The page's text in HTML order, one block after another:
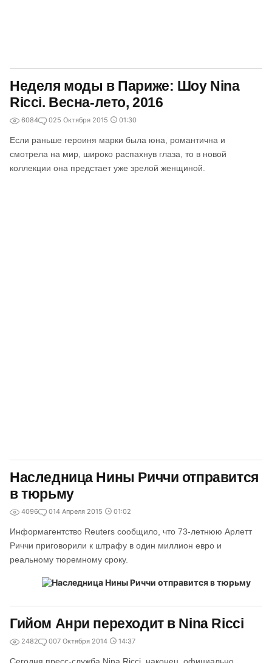
Неделя моды в Париже: Шоу Nina
Ricci. Весна-лето, 2016
6084 025 Октября 2015 01:30
Если раньше героиня марки была юна, романтична и
смотрела на мир, широко распахнув глаза, то в новой
коллекции она предстает уже зрелой женщиной.
Наследница Нины Риччи отправится
в тюрьму
4096 014 Апреля 2015 01:02
Информагентство Reuters сообщило, что 73-летнюю Арлетт
Риччи приговорили к штрафу в один миллион евро и
реальному тюремному сроку.
Гийом Анри переходит в Nina Ricci
2482 007 Октября 2014 14:37